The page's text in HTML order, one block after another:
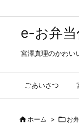
e-お弁
宮澤真理のかわい
ごあいさつ
ホーム > お